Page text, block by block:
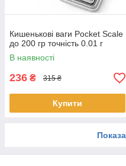
Кишенькові ваги Pocket Scale
до 200 гр точність 0.01 г
В наявності
236 ₴ 315 ₴
Купити